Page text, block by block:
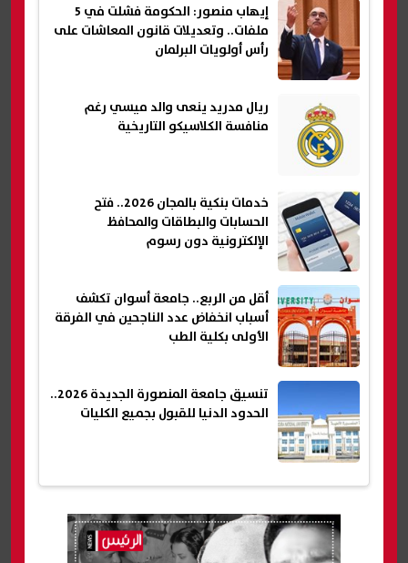
إيهاب منصور: الحكومة فشلت في 5
ملفات.. وتعديلات قانون المعاشات على
رأس أولويات البرلمان
ريال مدريد ينعى والد ميسي رغم
منافسة الكلاسيكو التاريخية
خدمات بنكية بالمجان 2026.. فتح
الحسابات والبطاقات والمحافظ
الإلكترونية دون رسوم
أقل من الربع.. جامعة أسوان تكشف
أسباب انخفاض عدد الناجحين في الفرقة
الأولى بكلية الطب
تنسيق جامعة المنصورة الجديدة 2026..
الحدود الدنيا للقبول بجميع الكليات